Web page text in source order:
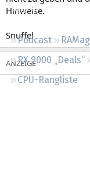
Regeln
Podcast
RX 9000 „Deals“
CPU-Rangliste
Hinweise.
Snuffel